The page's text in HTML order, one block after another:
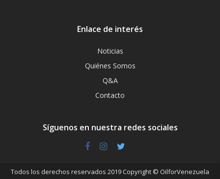
Enlace de interés
Noticias
Quiénes Somos
Q&A
Contacto
Síguenos en nuestra redes sociales
Todos los derechos reservados 2019 Copyright © OilforVenezuela